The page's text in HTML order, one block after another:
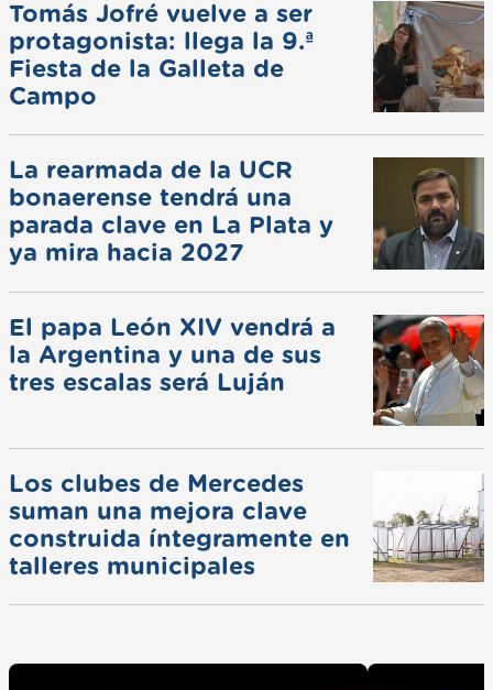
Tomás Jofré vuelve a ser
protagonista: llega la 9.ª
Fiesta de la Galleta de
Campo
La rearmada de la UCR
bonaerense tendrá una
parada clave en La Plata y
ya mira hacia 2027
El papa León XIV vendrá a
la Argentina y una de sus
tres escalas será Luján
Los clubes de Mercedes
suman una mejora clave
construida íntegramente en
talleres municipales